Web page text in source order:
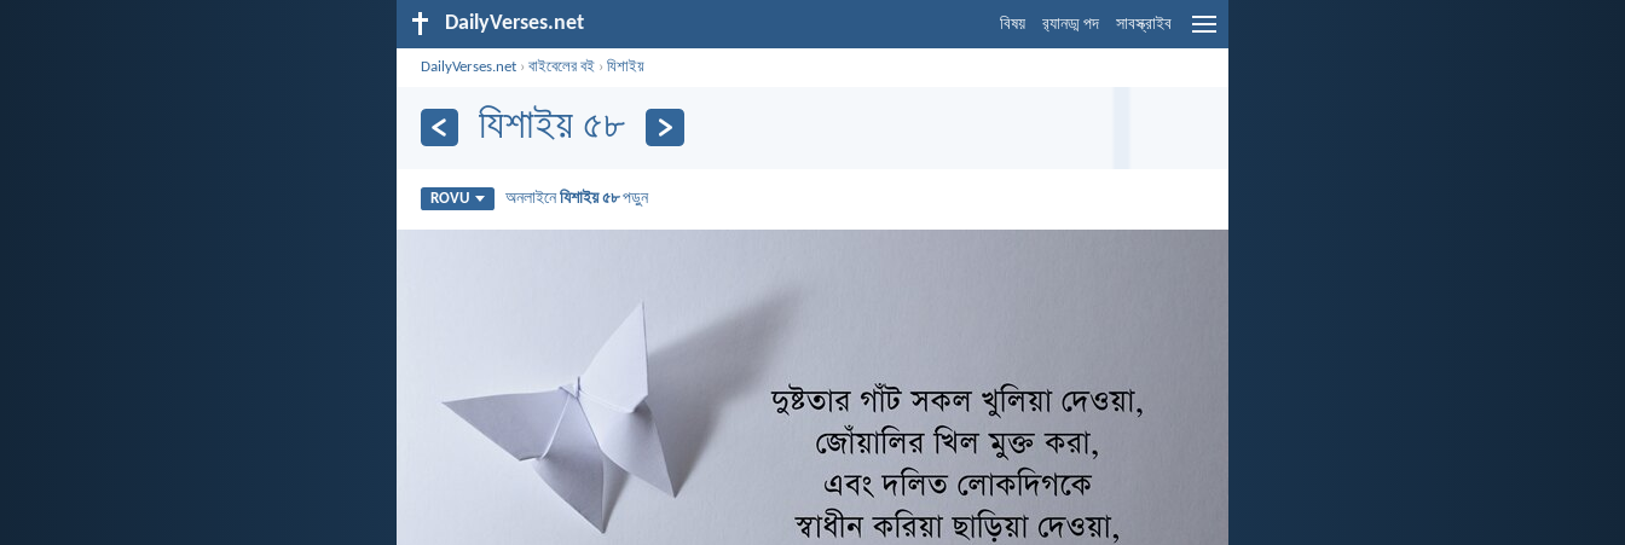
DailyVerses.net বিষয় র‌্যানড্ম পদ সাবস্ক্রাইব
DailyVerses.net ›বাইবেলের বই ›যিশাইয়
যিশাইয় ৫৮
ROVU অনলাইনেযিশাইয় ৫৮পড়ুন